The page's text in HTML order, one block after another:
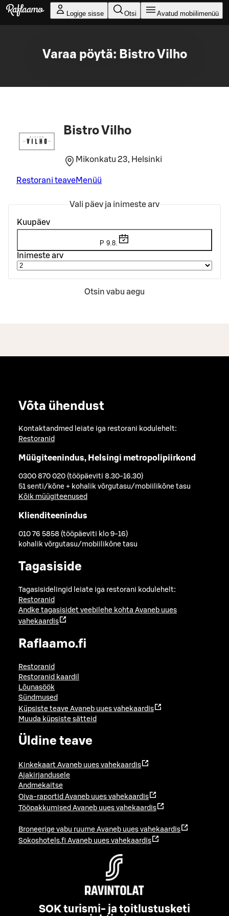
Liigu peamise sisu juurde
Logige sisse Otsi Avatud mobiilimenüü
Varaa pöytä: Bistro Vilho
Bistro Vilho
Mikonkatu 23, Helsinki
Restorani teaveMenüü
Vali päev ja inimeste arv
Kuupäev
P 9.8.
Inimeste arv
Otsin vabu aegu
Võta ühendust
Kontaktandmed leiate iga restorani kodulehelt:
Restoranid
Müügiteenindus, Helsingi metropolipiirkond
0300 870 020 (tööpäeviti 8.30-16.30)
51 senti/kõne + kohalik võrgutasu/mobiilikõne tasu
Kõik müügiteenused
Klienditeenindus
010 76 5858 (tööpäeviti klo 9-16)
kohalik võrgutasu/mobiilikõne tasu
Tagasiside
Tagasisidelingid leiate iga restorani kodulehelt:
Restoranid
Andke tagasisidet veebilehe kohta Avaneb uues
vahekaardis
Raflaamo.fi
Restoranid
Restoranid kaardil
Lõunasöök
Sündmused
Küpsiste teave Avaneb uues vahekaardis
Muuda küpsiste sätteid
Üldine teave
Kinkekaart Avaneb uues vahekaardis
Ajakirjandusele
Andmekaitse
Oiva-raportid Avaneb uues vahekaardis
Tööpakkumised Avaneb uues vahekaardis
Broneerige vabu ruume Avaneb uues vahekaardis
Sokoshotels.fi Avaneb uues vahekaardis
SOK turismi- ja toitlustusketi